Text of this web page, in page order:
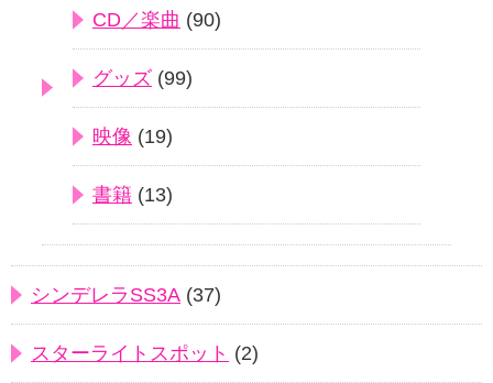
CD／楽曲 (90)
グッズ (99)
映像 (19)
書籍 (13)
シンデレラSS3A (37)
スターライトスポット (2)